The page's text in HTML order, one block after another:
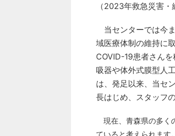
（2023年救急災害・
当センターでは今
域医療体制の維持に
COVID-19患者さん
吸器や体外式膜型人
は、発足以来、当セ
長はじめ、スタッフ
現在、青森県の多く